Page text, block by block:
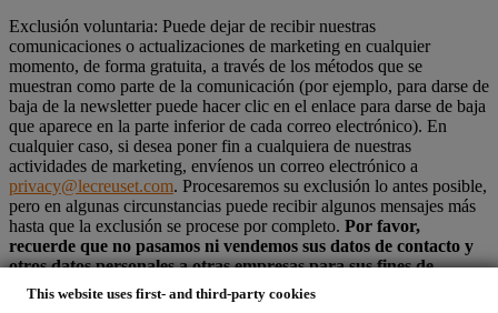
This website uses first- and third-party cookies
Exclusión voluntaria: Puede dejar de recibir nuestras
comunicaciones o actualizaciones de marketing en cualquier
momento, de forma gratuita, a través de los métodos que se
muestran como parte de la comunicación (por ejemplo, para darse de
baja de la newsletter puede hacer clic en el enlace para darse de baja
que aparece en la parte inferior de cada correo electrónico). En
cualquier caso, si desea poner fin a cualquiera de nuestras
actividades de marketing, envíenos un correo electrónico a
privacy@lecreuset.com. Procesaremos su exclusión lo antes posible,
pero en algunas circunstancias puede recibir algunos mensajes más
hasta que la exclusión se procese por completo. Por favor,
recuerde que no pasamos ni vendemos sus datos de contacto y
otros datos personales a otras empresas para sus fines de
marketing.